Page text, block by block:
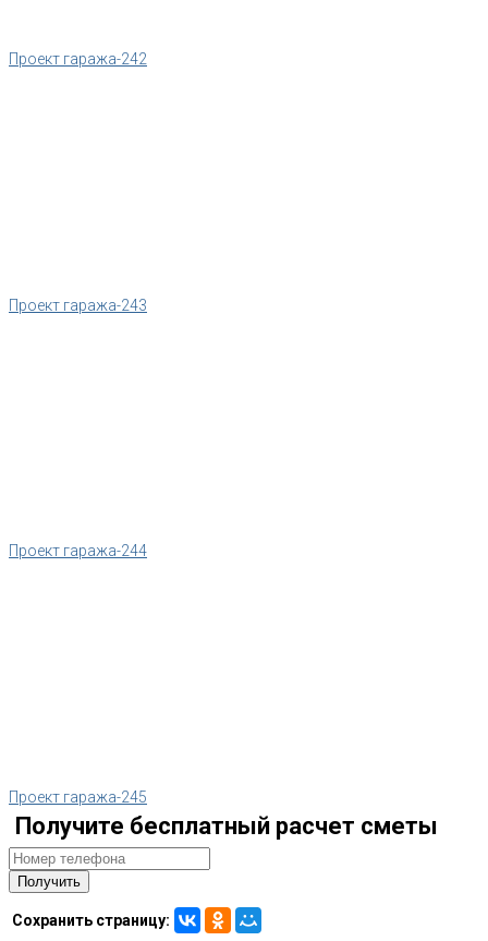
Проект гаража-242
Проект гаража-243
Проект гаража-244
Проект гаража-245
Получите бесплатный расчет сметы
Сохранить страницу: